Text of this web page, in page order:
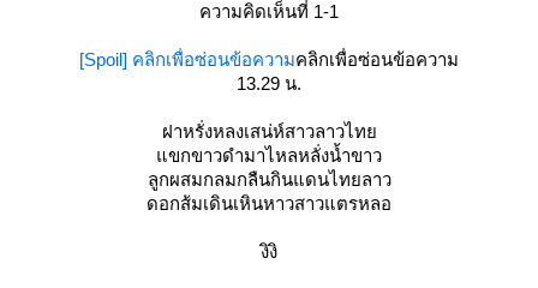
ความคิดเห็นที่ 1-1
[Spoil] คลิกเพื่อซ่อนข้อความคลิกเพื่อซ่อนข้อความ
13.29 น.
ฝาหรั่งหลงเสน่ห์สาวลาวไท
ขกขาวดำมาไหลหลั่งน้ำขาว
ลูกผสมกลมกลืนกินแดนไทยลาว
ดอกส้มเดินเหินหาวสาวแตรหลอ
งิงิ